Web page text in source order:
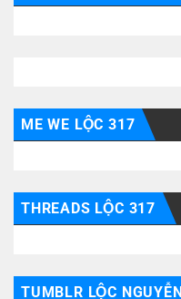
ME WE LỘC 317
THREADS LỘC 317
TUMBLR LỘC NGUYỄN